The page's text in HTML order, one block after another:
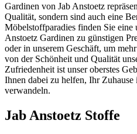
Gardinen von Jab Anstoetz
Qualität, sondern sind auch eine
Möbelstoffparadies finden Sie eine
Anstoetz Gardinen zu günstigen
oder in unserem Geschäft, um
von der Schönheit und Qualität
Zufriedenheit ist unser oberstes
Ihnen dabei zu helfen, Ihr
verwandeln.
Jab Anstoetz Stoffe